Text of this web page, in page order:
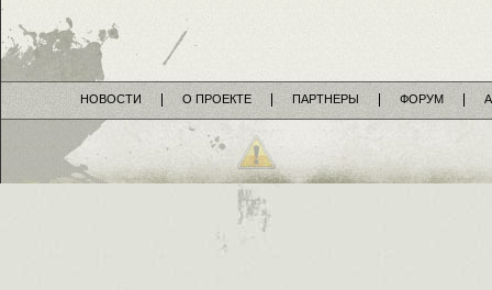
НОВОСТИ О ПРОЕКТЕ ПАРТНЕРЫ ФОРУМ